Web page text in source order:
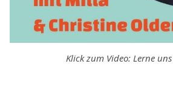
Klick zum Video: Lerne